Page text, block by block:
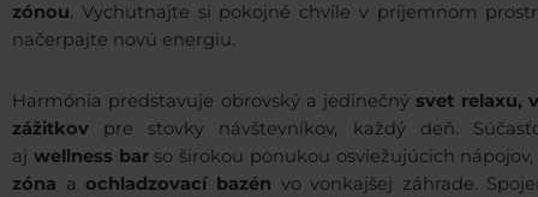
zónou. Vychutnajte si pokojné chvíle v príjemnom
načerpajte novú energiu.
Harmónia predstavuje obrovský a jedinečnýsvet relaxu,
zážitkov pre stovky návštevníkov, každý deň.
aj wellness bar so širokou ponukou osviežujúcich nápojov,
zóna aochladzovací bazén vo vonkajšej záhrade.